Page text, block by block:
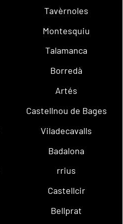
Tavèrnoles
Montesquiu
Talamanca
Borredà
Artés
Castellnou de Bages
Viladecavalls
Badalona
rrius
Castellcir
Bellprat